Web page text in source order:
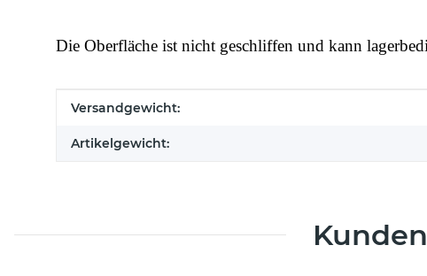
Die Oberfläche ist nicht geschliffen und kann
Produkteigenschaft
Wert
Versandgewicht:
Artikelgewicht: